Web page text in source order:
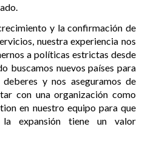
y la confirmación de
nuestra experiencia nos
a políticas estrictas desde
buscamos nuevos países para
y nos aseguramos de
con una organización como
en nuestro equipo para que
expansión tiene un valor